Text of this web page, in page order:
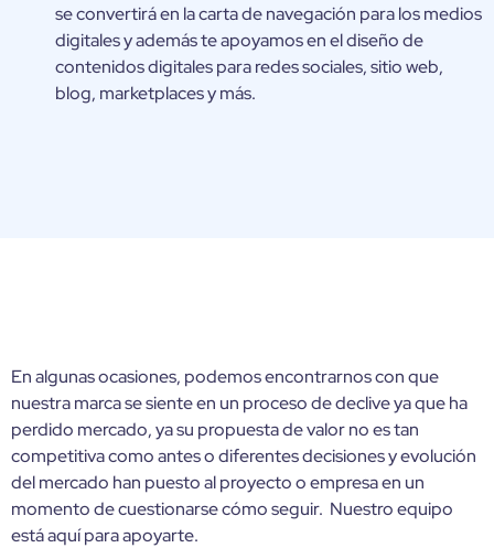
se convertirá en la carta de navegación para los medios
digitales y además te apoyamos en el diseño de
contenidos digitales para redes sociales, sitio web,
blog, marketplaces y más.
En algunas ocasiones, podemos encontrarnos con que
nuestra marca se siente en un proceso de declive ya que ha
perdido mercado, ya su propuesta de valor no es tan
competitiva como antes o diferentes decisiones y evolución
del mercado han puesto al proyecto o empresa en un
momento de cuestionarse cómo seguir. Nuestro equipo
está aquí para apoyarte.